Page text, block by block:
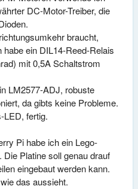
DC-Motor-Treiber, die
braucht,
ein DIL14-Reed-Relais
mit 0,5A Schaltstrom
LM2577-ADJ, robuste
da gibts keine Probleme.
LED, fertig.
Pi habe ich ein Lego-
Platine soll genau drauf
eingebaut werden kann.
das aussieht.